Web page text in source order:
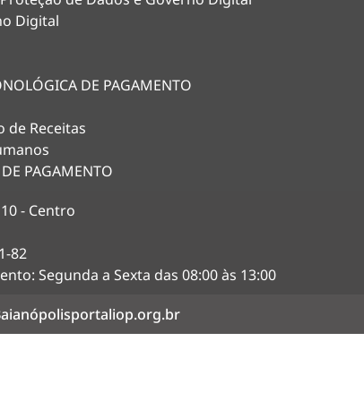
Digital
DE PAGAMENTO
de Receitas
PAGAMENTO
- Centro
82
Segunda a Sexta das 08:00 às 13:00
portaliop.org.br